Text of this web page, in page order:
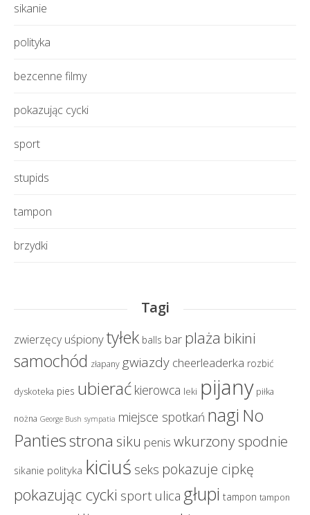
sikanie
polityka
bezcenne filmy
pokazując cycki
sport
stupids
tampon
brzydki
Tagi
zwierzęcy uśpionytyłek balls bar plaża bikini
samochód złapany gwiazdy cheerleaderka rozbić
dyskoteka pies ubierać kierowca leki pijany piłka
nożna George Bush sympatia miejsce spotkań nagi No
Pantiesstrona siku penis wkurzony spodnie
sikanie polityka kiciuś seks pokazuje cipkę
pokazując cycki sport ulica głupi tampon tampon